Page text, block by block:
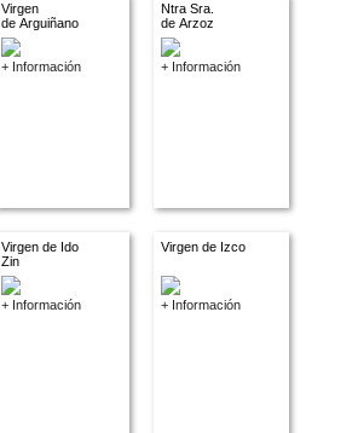
Virgen
de Arguiñano
+ Información
Ntra Sra.
de Arzoz
+ Información
Virgen de Ido
Zin
+ Información
Virgen de Izco
+ Información